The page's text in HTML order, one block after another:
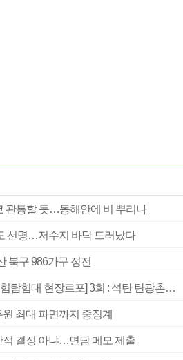
관통할 듯…동해안에 비 뿌리나
선명…저수지 바닥 드러났다
북구 986가구 정전
[2026 부산청소년극지체험탐험대 현장르포] 3회 : 석탄 탄광촌에서 북극 연구의 중심지로
원 최대 파면까지 중징계
적 결정 아냐…면담 메모 제출